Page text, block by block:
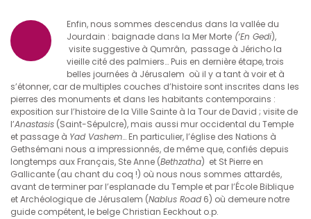
Enfin, nous sommes descendus dans la vallée du
Jourdain : baignade dans la Mer Morte (‘En Gedi),
visite suggestive à Qumrân, passage à Jéricho la
vieille cité des palmiers… Puis en dernière étape, trois
belles journées à Jérusalem où il y a tant à voir et à
s’étonner, car de multiples couches d’histoire sont inscrites dans les
pierres des monuments et dans les habitants contemporains :
exposition sur l’histoire de la Ville Sainte à la Tour de David ; visite de
l’Anastasis (Saint-Sépulcre), mais aussi mur occidental du Temple
et passage à Yad Vashem… En particulier, l’église des Nations à
Gethsémani nous a impressionnés, de même que, confiés depuis
longtemps aux Français, Ste Anne (Bethzatha) et St Pierre en
Gallicante (au chant du coq !) où nous nous sommes attardés,
avant de terminer par l’esplanade du Temple et par l’École Biblique
et Archéologique de Jérusalem (Nablus Road 6) où demeure notre
guide compétent, le belge Christian Eeckhout o.p.